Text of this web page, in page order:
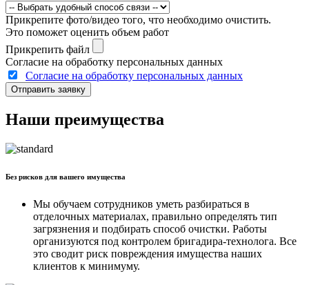
Прикрепите фото/видео того, что необходимо очистить.
Это поможет оценить объем работ
Прикрепить файл
Согласие на обработку персональных данных
Согласие на обработку персональных данных
Отправить заявку
Наши преимущества
Без рисков для вашего имущества
Мы обучаем сотрудников уметь разбираться в
отделочных материалах, правильно определять тип
загрязнения и подбирать способ очистки. Работы
организуются под контролем бригадира-технолога. Все
это сводит риск повреждения имущества наших
клиентов к минимуму.